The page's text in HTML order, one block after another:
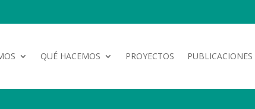
QUÉ HACEMOS PROYECTOS PUBLICACIONES